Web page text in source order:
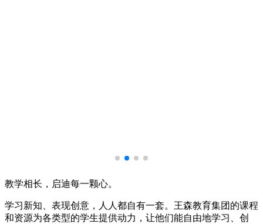
教学相长，启迪每一颗心。
学习新知、表现创意，人人都自有一套。王森教育集团的课程
和资源为各类型的学生提供动力，让他们能自由地学习、创